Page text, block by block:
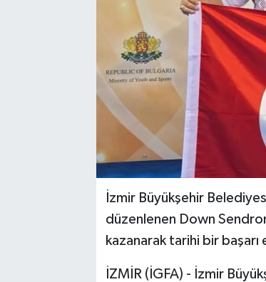
İzmir Büyükşehir
düzenlenen Down
kazanarak tarihi bir
İZMİR (İGFA) - İzmir